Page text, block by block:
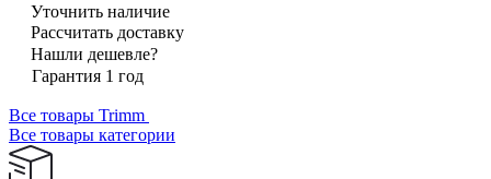
Уточнить наличие
Рассчитать доставку
Нашли дешевле?
Гарантия 1 год
Все товары Trimm
Все товары категории